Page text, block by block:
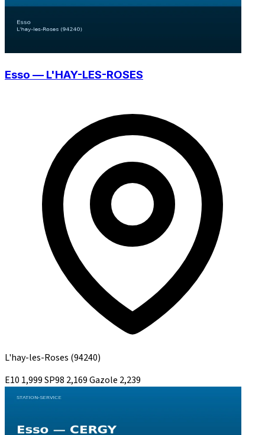
Esso — L'HAY-LES-ROSES
L'hay-les-Roses (94240)
E10 1,999SP98 2,169Gazole 2,239